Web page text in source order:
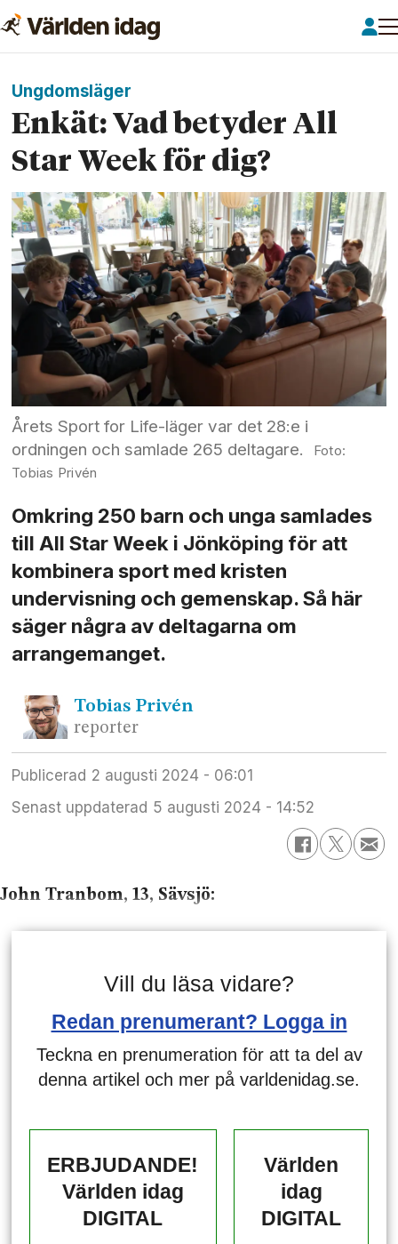
Ungdomsläger
Enkät: Vad betyder All
Star Week för dig?
Årets Sport for Life-läger var det 28:e i
ordningen och samlade 265 deltagare.
Tobias Privén
Omkring 250 barn och unga samlades
till All Star Week i Jönköping för att
kombinera sport med kristen
undervisning och gemenskap. Så här
säger några av deltagarna om
arrangemanget.
Tobias Privén
reporter
Publicerad
2 augusti 2024 - 06:01
Senast uppdaterad
5 augusti 2024 - 14:52
John Tranbom, 13, Sävsjö:
Vill du läsa vidare?
Redan prenumerant? Logga in
Teckna en prenumeration för att ta del av
denna artikel och mer på varldenidag.se.
ERBJUDANDE!
Världen idag
DIGITAL
Världen
idag
DIGITAL